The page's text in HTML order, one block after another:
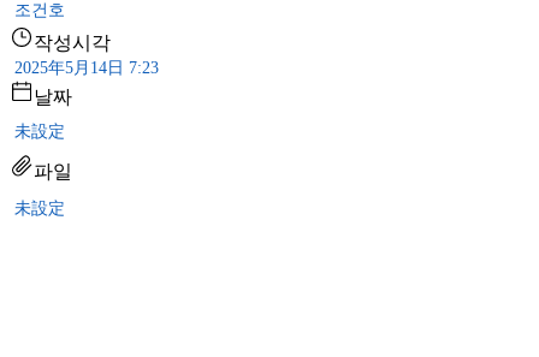
조건호
작성시각
2025年5月14日 7:23
날짜
未設定
파일
未設定